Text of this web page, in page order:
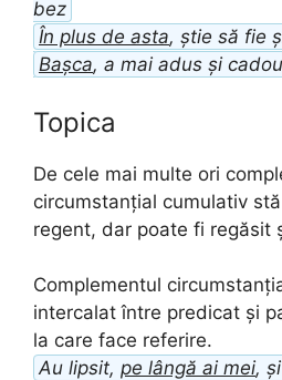
bez
În plus de asta, știe să fie
Bașca, a mai adus și
Topica
De cele mai multe ori
circumstanțial cumulativ
regent, dar poate fi regăsit
Complementul
intercalat între predicat și
la care face referire.
Au lipsit, pe lângă ai mei,